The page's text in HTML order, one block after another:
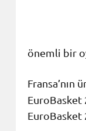
önemli bir
Fransa’nın
EuroBasket